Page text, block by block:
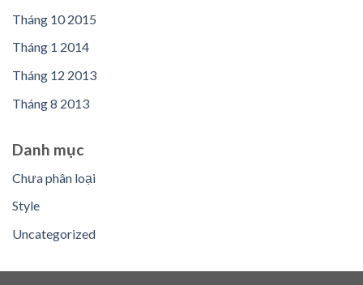
Tháng 10 2015
Tháng 1 2014
Tháng 12 2013
Tháng 8 2013
Danh mục
Chưa phân loại
Style
Uncategorized